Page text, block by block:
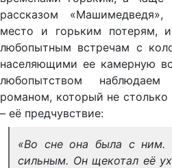
рассказом
место и горьким потерям,
любопытным встречам с
населяющими ее камерную
любопытством
романом, который не
– её предчувствие:
«Во сне она была с
сильным. Он щекотал её